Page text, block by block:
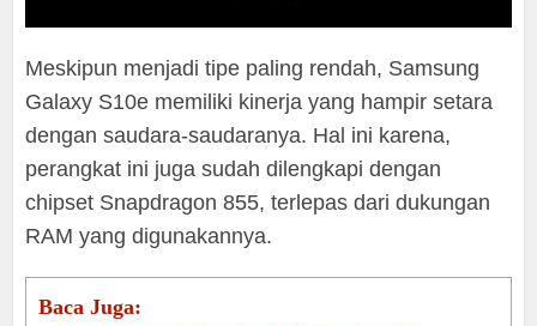
Meskipun menjadi tipe paling rendah, Samsung
Galaxy S10e memiliki kinerja yang hampir setara
dengan saudara-saudaranya. Hal ini karena,
perangkat ini juga sudah dilengkapi dengan
chipset Snapdragon 855, terlepas dari dukungan
RAM yang digunakannya.
Baca Juga: